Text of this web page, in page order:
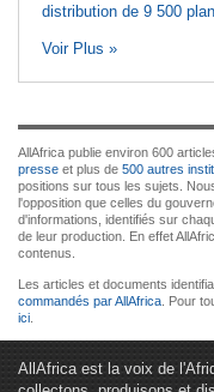
distribution de 9 500
Voir Plus »
AllAfrica publie environ 600
presse et plus de 500 autres
positions sur tous les sujets.
l'opposition que celles du
d'informations, identifiés sur
de leur production. En effet
contenus.
Les articles et documents
commandés par AllAfrica . Pour
ici
AllAfrica est la voix de